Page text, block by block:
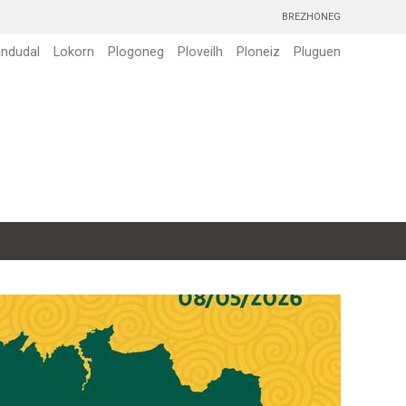
BREZHONEG
Lokorn Plogoneg Ploveilh Ploneiz Pluguen